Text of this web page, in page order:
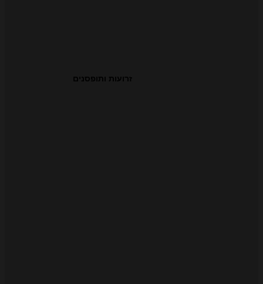
זרועות ותופסנים